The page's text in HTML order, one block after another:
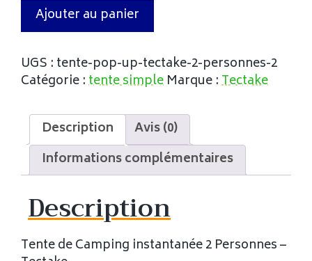
Ajouter au panier
UGS : tente-pop-up-tectake-2-personnes-2
Catégorie :tente simple Marque :Tectake
Description
Avis (0)
Informations complémentaires
Description
Tente de Camping instantanée 2 Personnes –